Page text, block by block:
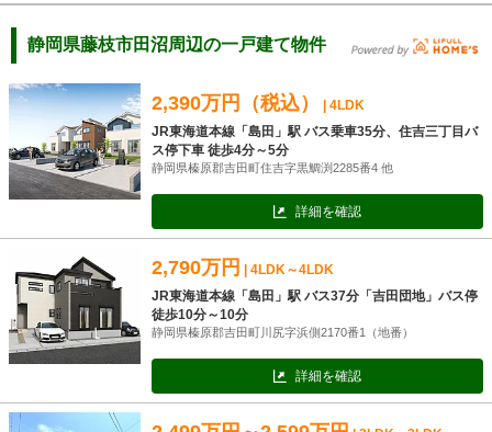
静岡県藤枝市田沼周辺の一戸建て物件
2,390万円（税込）
| 4LDK
JR東海道本線「島田」駅 バス乗車35分、住吉三丁目バ
ス停下車 徒歩4分～5分
静岡県榛原郡吉田町住吉字黒鯛渕2285番4 他
詳細を確認
2,790万円
| 4LDK～4LDK
JR東海道本線「島田」駅 バス37分「吉田団地」バス停
徒歩10分～10分
静岡県榛原郡吉田町川尻字浜側2170番1（地番）
詳細を確認